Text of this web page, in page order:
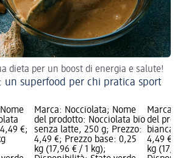
dieta per un boost di energia e salute!
un superfood per chi pratica sport
€;
Marca: Nocciolata; Nome
del prodotto: Nocciolata bio
senza latte, 250 g; Prezzo:
4,49 €; Prezzo base: 0,25
kg (17,96 € / 1 kg);
Marca:
del
bianca
4,49 €;
kg